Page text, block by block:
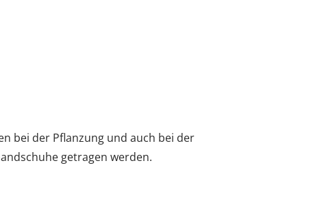
bei der Pflanzung und auch bei der
getragen werden.